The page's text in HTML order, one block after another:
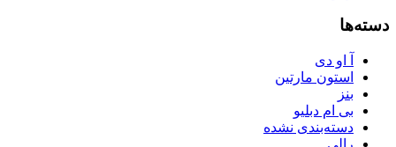
دسته‌ها
آ او دی
استون مارتین
بنز
بی ام دبلیو
دسته‌بندی نشده
رالی